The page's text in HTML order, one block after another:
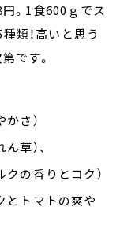
。1食600ｇでス
類！高いと思う
です。
さ）
草）、
の香りとコク）
とトマトの爽や